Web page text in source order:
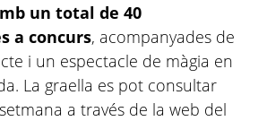
un total de 40
a concurs, acompanyades de
i un espectacle de màgia en
La graella es pot consultar
a través de la web del